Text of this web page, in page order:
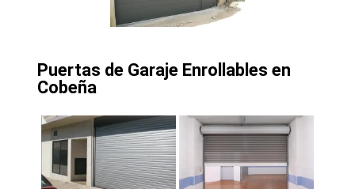
Puertas de Garaje Enrollables en
Cobeña